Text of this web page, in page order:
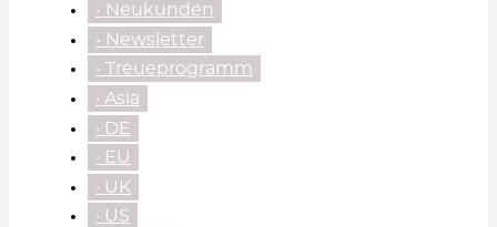
• Neukunden
• Newsletter
• Treueprogramm
‧ Asia
‧ DE
‧ EU
‧ UK
‧ US